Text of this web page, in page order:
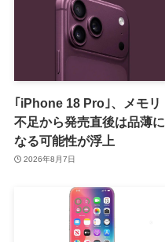
｢iPhone 18 Pro｣、メモリ
不足から発売直後は品薄に
なる可能性が浮上
2026年8月7日